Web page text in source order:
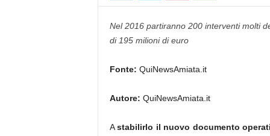
Nel 2016 partiranno 200 interventi molti
di 195 milioni di euro
Fonte: QuiNewsAmiata.it
Autore: QuiNewsAmiata.it
Astabilirlo il nuovo documento